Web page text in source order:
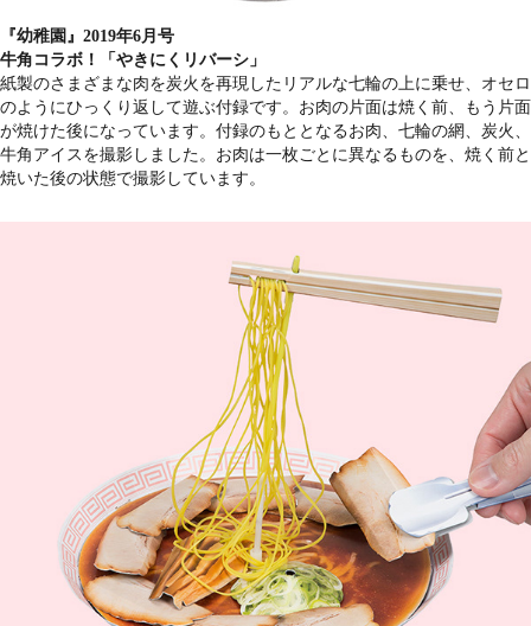
『幼稚園』2019年6月号
牛角コラボ！「やきにくリバーシ」
紙製のさまざまな肉を炭火を再現したリアルな七輪の上に乗せ、オセロ
のようにひっくり返して遊ぶ付録です。お肉の片面は焼く前、もう片面
が焼けた後になっています。付録のもととなるお肉、七輪の網、炭火、
牛角アイスを撮影しました。お肉は一枚ごとに異なるものを、焼く前と
焼いた後の状態で撮影しています。